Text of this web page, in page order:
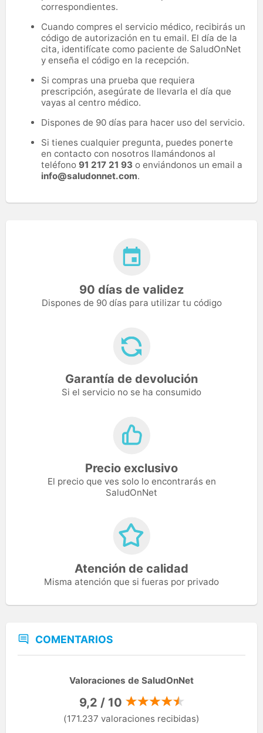
correspondientes.
Cuando compres el servicio médico, recibirás un
código de autorización en tu email. El día de la
cita, identifícate como paciente de SaludOnNet
y enseña el código en la recepción.
Si compras una prueba que requiera
prescripción, asegúrate de llevarla el día que
vayas al centro médico.
Dispones de 90 días para hacer uso del servicio.
Si tienes cualquier pregunta, puedes ponerte
en contacto con nosotros llamándonos al
teléfono 91 217 21 93 o enviándonos un email a
info@saludonnet.com.
90 días de validez
Dispones de 90 días para utilizar tu código
Garantía de devolución
Si el servicio no se ha consumido
Precio exclusivo
El precio que ves solo lo encontrarás en
SaludOnNet
Atención de calidad
Misma atención que si fueras por privado
COMENTARIOS
Valoraciones de SaludOnNet
9,2 / 10
(171.237 valoraciones recibidas)